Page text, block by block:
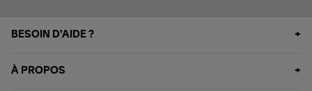
BESOIN D'AIDE ?
À PROPOS